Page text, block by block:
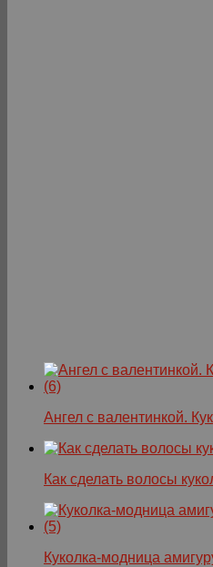
Ангел с валентинкой.
Как сделать волосы
Куколка-модница